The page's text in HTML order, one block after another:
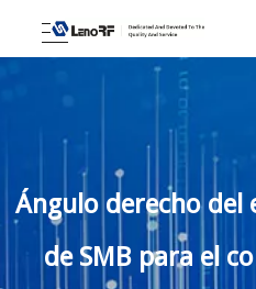
Ángulo derecho del
de SMB para el